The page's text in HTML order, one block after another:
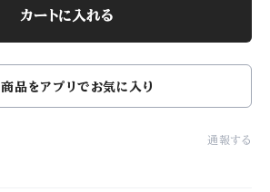
カートに入れる
商品をアプリでお気に入り
通報する